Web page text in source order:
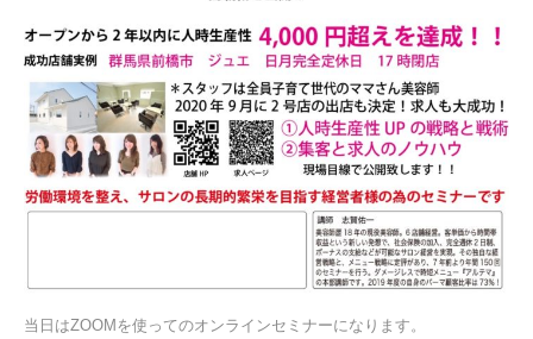
当日はZOOMを使ってのオンラインセミナーになります。